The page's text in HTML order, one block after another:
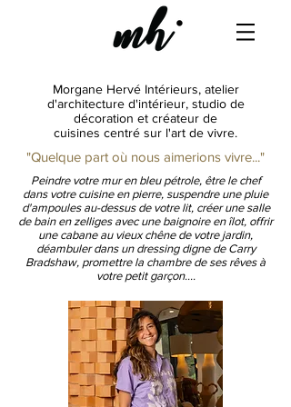
Morgane Hervé Intérieurs, atelier
d'architecture d'intérieur, studio de
décoration et créateur de
cuisines centré sur l'art de vivre.
"Quelque part où nous aimerions vivre..."
Peindre votre mur en bleu pétrole, être le chef
dans votre cuisine en pierre, suspendre une pluie
d'ampoules au-dessus de votre lit, créer une salle
de bain en zelliges avec une baignoire en îlot, offrir
une cabane au vieux chêne de votre jardin,
déambuler dans un dressing digne de Carry
Bradshaw, promettre la chambre de ses rêves à
votre petit garçon....